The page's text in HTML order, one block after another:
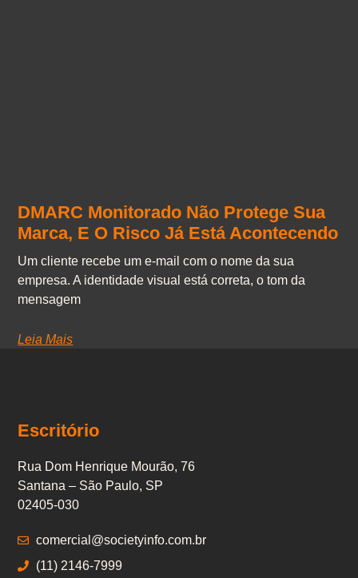
DMARC Monitorado Não Protege Sua
Marca, E O Risco Já Está Acontecendo
Um cliente recebe um e-mail com o nome da sua
empresa. A identidade visual está correta, o tom da
mensagem
Leia Mais
Escritório
Rua Dom Henrique Mourão, 76
Santana – São Paulo, SP
02405-030
comercial@societyinfo.com.br
(11) 2146-7999